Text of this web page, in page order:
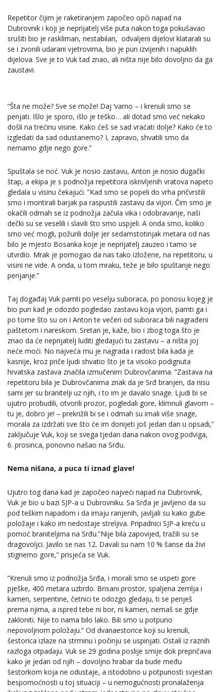
Repetitor čijim je raketiranjem započeo opći napad na
Dubrovnik i koji je neprijatelj više puta nakon toga pokušavao
srušiti bio je raskliman, nestabilan, odvaljeni dijelovi klatarali su
se i zvonili udarani vjetrovima, bio je pun izvijenih i napuklih
dijelova. Sve je to Vuk tad znao, ali ništa nije bilo dovoljno da ga
zaustavi.
”Šta ne može? Sve se može! Daj ‘vamo – i krenuli smo se
penjati. Išlo je sporo, išlo je teško… ali dotad smo već nekako
došli na trećinu visine. Kako ćeš se sad vraćati dolje? Kako će to
izgledati da sad odustanemo? I, zapravo, shvatili smo da
nemamo gdje nego gore.”
Spuštala se noć. Vuk je nosio zastavu, Anton je nosio dugački
štap, a ekipa je s podnožja repetitora iskrivljenih vratova napeto
gledala u visinu čekajući. ”Kad smo se popeli do vrha pričvrstili
smo i montirali barjak pa raspustili zastavu da vijori. Čim smo je
okačili odmah se iz podnožja začula vika i odobravanje, naši
dečki su se veselili i slavili što smo uspjeli. A onda smo, koliko
smo već mogli, požurili dolje jer sedamstotinjak metara od nas
bilo je mjesto Bosanka koje je neprijatelj zauzeo i tamo se
utvrdio. Mrak je pomogao da nas tako izložene, na repetitoru, u
visini ne vide. A onda, u tom mraku, teže je bilo spuštanje nego
penjanje.”
Taj događaj Vuk pamti po veselju suboraca, po ponosu kojeg je
bio pun kad je odozdo pogledao zastavu koja vijori, pamti ga i
po tome što su on i Anton te večeri od suboraca bili nagrađeni
paštetom i nareskom. Sretan je, kaže, bio i zbog toga što je
znao da će neprijatelj luditi gledajući tu zastavu – a ništa joj
neće moći. No najveća mu je nagrada i radost bila kada je
kasnije, kroz priče ljudi shvatio što je ta visoko podignuta
hrvatska zastava značila izmučenim Dubrovčanima. ”Zastava na
repetitoru bila je Dubrovčanima znak da je Srđ branjen, da nisu
sami jer su branitelji uz njih, i to im je davalo snage. Ljudi bi se
ujutro probudili, otvorili prozor, pogledali gore, klimnuli glavom –
tu je, dobro je! – prekrižili bi se i odmah su imali više snage,
morala za izdržati sve što će im donijeti još jedan dan u opsadi,”
zaključuje Vuk, koji se svega tjedan dana nakon ovog podviga,
6. prosinca, ponovno našao na Srđu.
Nema nišana, a puca ti iznad glave!
Ujutro tog dana kad je započeo najveći napad na Dubrovnik,
Vuk je bio u bazi SJP-a u Dubrovniku. Sa Srđa je javljeno da su
pod teškim napadom i da imaju ranjenih, javljali su kako gube
položaje i kako im nedostaje streljiva. Pripadnici SJP-a kreću u
pomoć braniteljima na Srđu.”Nije bila zapovijed, tražili su se
dragovoljci. Javilo se nas 12. Davali su nam 10 % šanse da živi
stignemo gore,” prisjeća se Vuk.
”Krenuli smo iz podnožja Srđa, i morali smo se uspeti gore
pješke, 400 metara uzbrdo. Brisani prostor, spaljena zemlja i
kamen, serpentine, četnici te odozgo gledaju, ti se penješ
prema njima, a ispred tebe ni bor, ni kamen, nemaš se gdje
zakloniti. Nije to nama bilo lako. Bili smo u potpuno
nepovoljnom položaju.“ Od dvanaestorice koji su krenuli,
šestorica izlaze na strminu i počinju se uspinjati. Ostali iz raznih
razloga otpadaju. Vuk se 29 godina poslije smije dok prepričava
kako je jedan od njih – dovoljno hrabar da bude među
šestorkom koja ne odustaje, a istodobno u potpunosti svjestan
bespomoćnosti u toj situaciji – u nemogućnosti pronalaženja